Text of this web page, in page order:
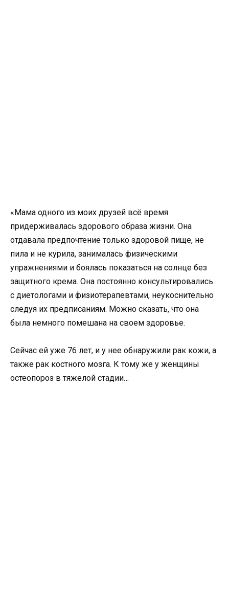
«Мама одного из моих друзей всё время
придерживалась здорового образа жизни. Она
отдавала предпочтение только здоровой пище, не
пила и не курила, занималась физическими
упражнениями и боялась показаться на солнце без
защитного крема. Она постоянно консультировались
с диетологами и физиотерапевтами, неукоснительно
следуя их предписаниям. Можно сказать, что она
была немного помешана на своем здоровье.
Сейчас ей уже 76 лет, и у нее обнаружили рак кожи, а
также рак костного мозга. К тому же у женщины
остеопороз в тяжелой стадии…